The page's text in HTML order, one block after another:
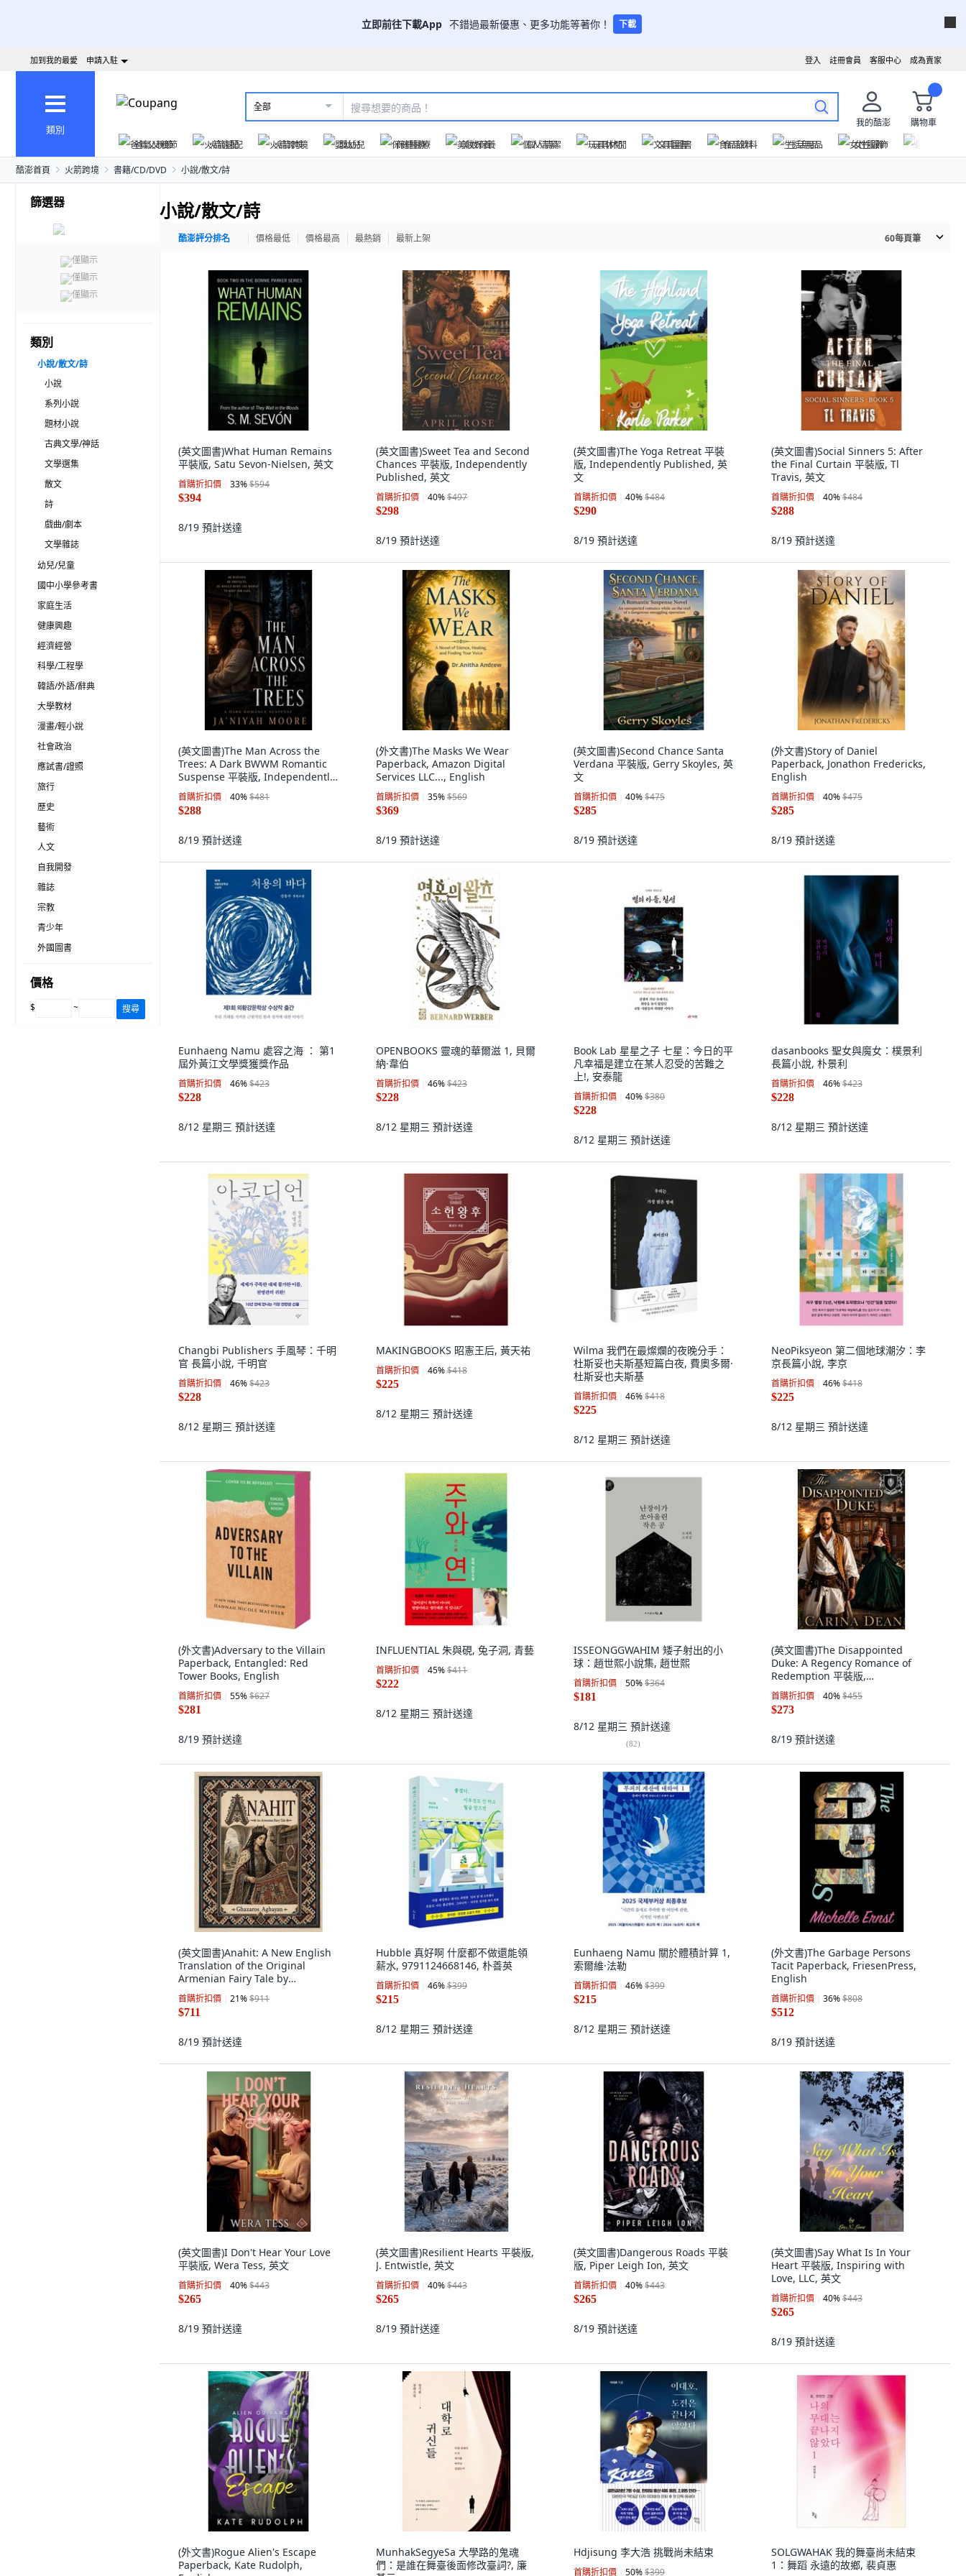
立即前往下載App 不錯過最新優惠、更多功能等著你！ 下載
成為賣家
客服中心
註冊會員
登入
加到我的最愛 申請入駐
類別
全部
我的酷澎
購物車
爸氣父親節
火箭速配 火箭跨境 嬰幼兒 保健醫療 美妝保養 個人清潔 玩具休閒 文具圖書 食品飲料 生活用品 女性服飾
酷澎首頁 火箭跨境 書籍/CD/DVD 小說/散文/詩
篩選器
僅顯示
僅顯示
僅顯示
類別
小說/散文/詩
小說
系列小說
題材小說
古典文學/神話
文學選集
散文
詩
戲曲/劇本
文學雜誌
幼兒/兒童
國中小學參考書
家庭生活
健康興趣
經濟經營
科學/工程學
韓語/外語/辭典
大學教材
漫畫/輕小說
社會政治
應試書/證照
旅行
歷史
藝術
人文
自我開發
雜誌
宗教
青少年
外國圖書
價格
$ ~ 搜尋
小說/散文/詩
酷澎評分排名 價格最低 價格最高 最熱銷 最新上架 60每頁筆
(英文圖書)What Human Remains
平裝版, Satu Sevon-Nielsen, 英文
首購折扣價 33%$594
$394
8/19 預計送達
(英文圖書)Sweet Tea and Second
Chances 平裝版, Independently
Published, 英文
首購折扣價 40%$497
$298
8/19 預計送達
(英文圖書)The Yoga Retreat 平裝
版, Independently Published, 英
文
首購折扣價 40%$484
$290
8/19 預計送達
(英文圖書)Social Sinners 5: After
the Final Curtain 平裝版, Tl
Travis, 英文
首購折扣價 40%$484
$288
8/19 預計送達
(英文圖書)The Man Across the
Trees: A Dark BWWM Romantic
Suspense 平裝版, Independently
Published, 英文
首購折扣價 40%$481
$288
8/19 預計送達
(外文書)The Masks We Wear
Paperback, Amazon Digital
Services LLC..., English
首購折扣價 35%$569
$369
8/19 預計送達
(英文圖書)Second Chance Santa
Verdana 平裝版, Gerry Skoyles, 英
文
首購折扣價 40%$475
$285
8/19 預計送達
(外文書)Story of Daniel
Paperback, Jonathon Fredericks,
English
首購折扣價 40%$475
$285
8/19 預計送達
Eunhaeng Namu 處容之海 ： 第1
屆外黃江文學獎獲獎作品
首購折扣價 46%$423
$228
8/12 星期三 預計送達
OPENBOOKS 靈魂的華爾滋 1, 貝爾
納·韋伯
首購折扣價 46%$423
$228
8/12 星期三 預計送達
Book Lab 星星之子 七星：今日的平
凡幸福是建立在某人忍受的苦難之
上!, 安泰龍
首購折扣價 40%$380
$228
8/12 星期三 預計送達
dasanbooks 聖女與魔女：樸景利
長篇小說, 朴景利
首購折扣價 46%$423
$228
8/12 星期三 預計送達
Changbi Publishers 手風琴：千明
官 長篇小說, 千明官
首購折扣價 46%$423
$228
8/12 星期三 預計送達
MAKINGBOOKS 昭憲王后, 黃天祐
首購折扣價 46%$418
$225
8/12 星期三 預計送達
Wilma 我們在最燦爛的夜晚分手：
杜斯妥也夫斯基短篇白夜, 費奧多爾·
杜斯妥也夫斯基
首購折扣價 46%$418
$225
8/12 星期三 預計送達
NeoPiksyeon 第二個地球潮汐：李
京長篇小說, 李京
首購折扣價 46%$418
$225
8/12 星期三 預計送達
(外文書)Adversary to the Villain
Paperback, Entangled: Red
Tower Books, English
首購折扣價 55%$627
$281
8/19 預計送達
INFLUENTIAL 朱與硯, 兔子洞, 青藝
首購折扣價 45%$411
$222
8/12 星期三 預計送達
ISSEONGGWAHIM 矮子射出的小
球：趙世熙小說集, 趙世熙
首購折扣價 50%$364
$181
8/12 星期三 預計送達
(82)
(英文圖書)The Disappointed
Duke: A Regency Romance of
Redemption 平裝版,
Independently Published, 英文
首購折扣價 40%$455
$273
8/19 預計送達
(英文圖書)Anahit: A New English
Translation of the Original
Armenian Fairy Tale by
Ghazaro... 平裝版, Independently
Published, 英文
首購折扣價 21%$911
$711
8/19 預計送達
Hubble 真好啊 什麼都不做還能領
薪水, 9791124668146, 朴善英
首購折扣價 46%$399
$215
8/12 星期三 預計送達
Eunhaeng Namu 關於體積計算 1,
索爾維·法勒
首購折扣價 46%$399
$215
8/12 星期三 預計送達
(外文書)The Garbage Persons
Tacit Paperback, FriesenPress,
English
首購折扣價 36%$808
$512
8/19 預計送達
(英文圖書)I Don't Hear Your Love
平裝版, Wera Tess, 英文
首購折扣價 40%$443
$265
8/19 預計送達
(英文圖書)Resilient Hearts 平裝版,
J. Entwistle, 英文
首購折扣價 40%$443
$265
8/19 預計送達
(英文圖書)Dangerous Roads 平裝
版, Piper Leigh Ion, 英文
首購折扣價 40%$443
$265
8/19 預計送達
(英文圖書)Say What Is In Your
Heart 平裝版, Inspiring with
Love, LLC, 英文
首購折扣價 40%$443
$265
8/19 預計送達
(外文書)Rogue Alien's Escape
Paperback, Kate Rudolph,
MunhakSegyeSa 大學路的鬼魂
們：是誰在舞臺後面修改臺詞?, 廉
Hdjisung 李大浩 挑戰尚未結束
首購折扣價 50%$399
SOLGWAHAK 我的舞臺尚未結束
1：舞蹈 永遠的故鄉, 裴貞惠